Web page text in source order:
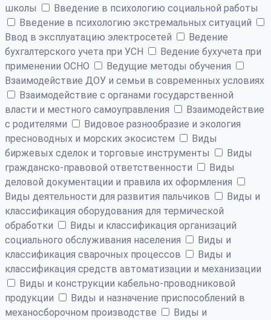
школы
Введение в психологию социальной работы
Введение в психологию экстремальных ситуаций
Ввод в эксплуатацию электросетей
Ведение
бухгалтерского учета при УСН
Ведение бухучета при
применении ОСНО
Ведущие методы обучения
Взаимодействие ДОУ и семьи в современных условиях
Взаимодействие с органами государственной
власти и местного самоуправления
Взаимодействие
с родителями
Видовое разнообразие и экология
пресноводных и морских экосистем
Виды
биржевых сделок и торговые инструменты
Виды
гражданско-правовой ответственности
Виды
деловой документации и правила их оформления
Виды деятельности для развития пальчиков
Виды и
классификация оборудования для термической
обработки
Виды и классификация организаций
социального обслуживания населения
Виды и
классификация сварочных процессов
Виды и
классификация средств автоматизации и механизации
Виды и конструкции кабельно-проводниковой
продукции
Виды и назначение приспособлений в
механосборочном производстве
Виды и